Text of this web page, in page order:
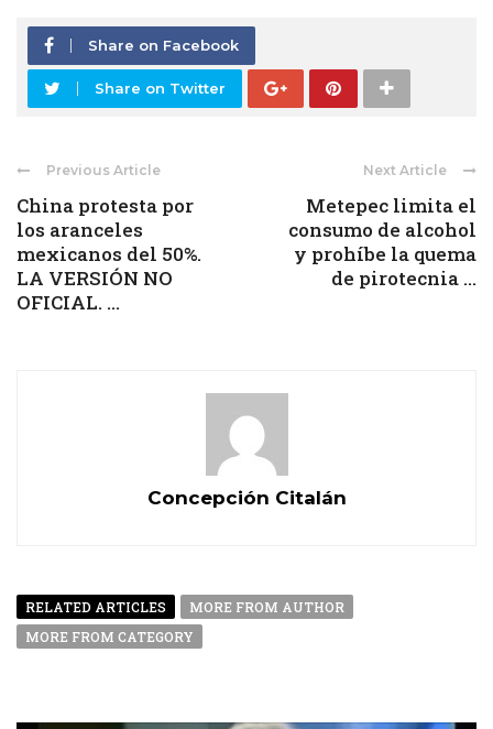
Share on Facebook
Share on Twitter
Previous Article
China protesta por
los aranceles
mexicanos del 50%.
LA VERSIÓN NO
OFICIAL. ...
Next Article
Metepec limita el
consumo de alcohol
y prohíbe la quema
de pirotecnia ...
Concepción Citalán
RELATED ARTICLES
MORE FROM AUTHOR
MORE FROM CATEGORY